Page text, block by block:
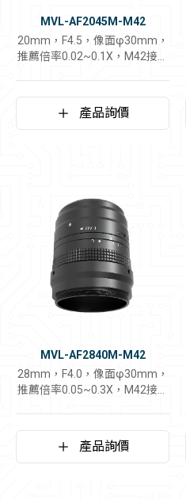
MVL-AF2045M-M42
20mm，F4.5，像面φ30mm，
推薦倍率0.02~0.1X，M42接口
產品詢價
MVL-AF2840M-M42
28mm，F4.0，像面φ30mm，
推薦倍率0.05~0.3X，M42接口
產品詢價